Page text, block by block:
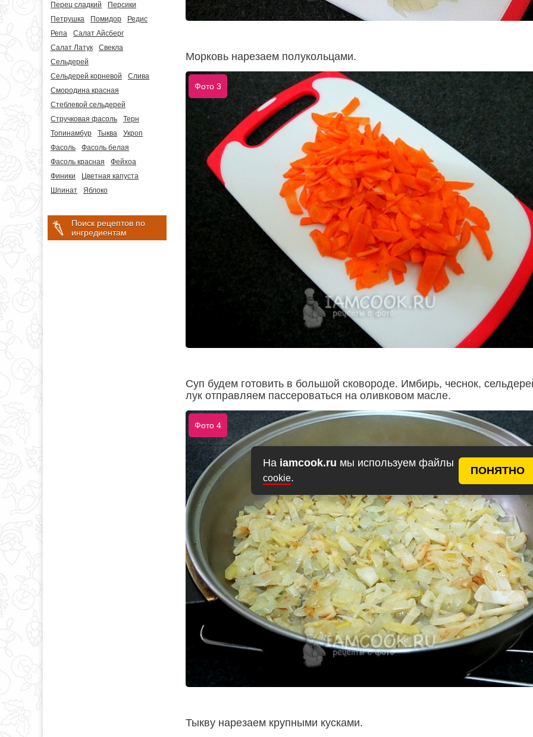
На iamcook.ru мы используем файлы
cookie.
ПОНЯТНО
Перец сладкий
Персики
Петрушка
Помидор
Редис
Репа
Салат Айсберг
Салат Латук
Свекла
Сельдерей
Сельдерей корневой
Слива
Смородина красная
Стеблевой сельдерей
Стручковая фасоль
Терн
Топинамбур
Тыква
Укроп
Фасоль
Фасоль белая
Фасоль красная
Фейхоа
Финики
Цветная капуста
Шпинат
Яблоко
Поиск рецептов по
ингредиентам
Морковь нарезаем полукольцами.
Фото 3
Суп будем готовить в большой сковороде. Имбирь, чеснок,
лук отправляем пассероваться на оливковом масле.
Фото 4
Тыкву нарезаем крупными кусками.